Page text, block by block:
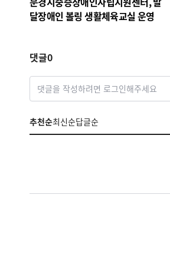
달장애인 볼링 생활체육교실 운영
댓글0
댓글을 작성하려면 로그인해주세요
추천순최신순답글순